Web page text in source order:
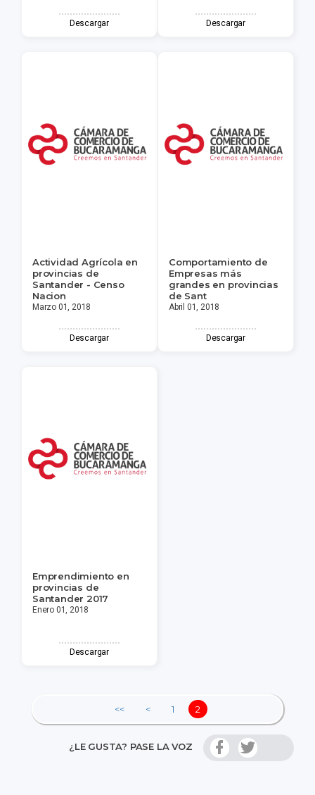
Descargar Descargar
Actividad Agrícola en
provincias de
Santander - Censo
Nacion
Marzo 01, 2018
Descargar
Comportamiento de
Empresas más
grandes en provincias
de Sant
Abril 01, 2018
Descargar
Emprendimiento en
provincias de
Santander 2017
Enero 01, 2018
Descargar
<< < 1 2
¿LE GUSTA? PASE LA VOZ